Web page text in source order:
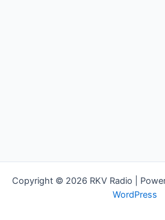
Copyright © 2026 RKV Radio |
WordPress